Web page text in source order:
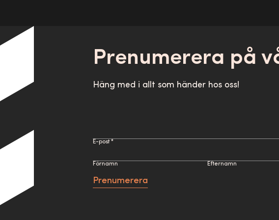
Prenumerera på
Häng med i allt som händer hos oss!
E-post *
Förnamn Efternamn
Prenumerera